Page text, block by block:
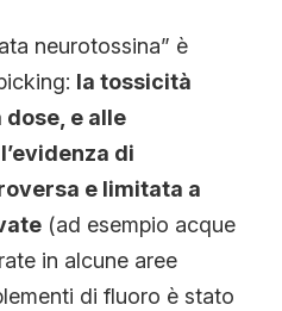
neurotossina” è
la tossicità
e alle
di
e limitata a
(ad esempio acque
in alcune aree
di fluoro è stato